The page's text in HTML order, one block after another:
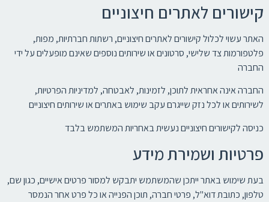
קישורים לאתרים חיצוניים
האתר עשוי לכלול קישורים לאתרים חיצוניים, רשתות חברתיות, מפות,
פלטפורמות צד שלישי, סרטונים או שירותים נוספים שאינם מופעלים על ידי
החברה
החברה אינה אחראית לתוכן, לזמינות, לאבטחה, למדיניות הפרטיות,
לשירותים או לכל נזק שייגרם עקב שימוש באתרים או שירותים חיצוניים
כניסה לקישורים חיצוניים נעשית באחריות המשתמש בלבד
פרטיות ושמירת מידע
בעת שימוש באתר ייתכן שהמשתמש יתבקש למסור פרטים אישיים, כגון שם,
טלפון, כתובת דוא"ל, פרטי חברה, תוכן הפנייה או כל פרט אחר הנמסר